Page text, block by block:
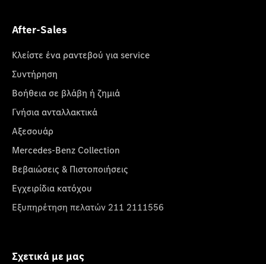
After-Sales
Κλείστε ένα ραντεβού για service
Συντήρηση
Βοήθεια σε βλάβη ή ζημιά
Γνήσια ανταλλακτικά
Αξεσουάρ
Mercedes-Benz Collection
Βεβαιώσεις & Πιστοποιήσεις
Εγχειρίδια κατόχου
Εξυπηρέτηση πελατών 211 2111556
Σχετικά με μας